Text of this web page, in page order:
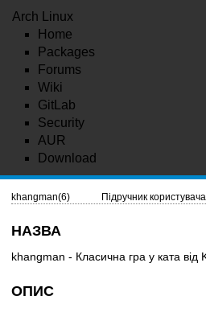
Arch Linux
Home
Packages
Forums
Wiki
GitLab
Security
AUR
Download
khangman(6) Підручник
НАЗВА
khangman - Класична гра у ката від
ОПИС